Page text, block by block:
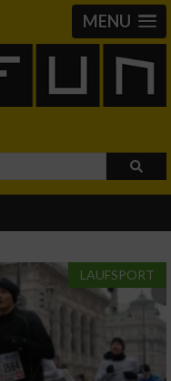
MENU
LAUFSPORT